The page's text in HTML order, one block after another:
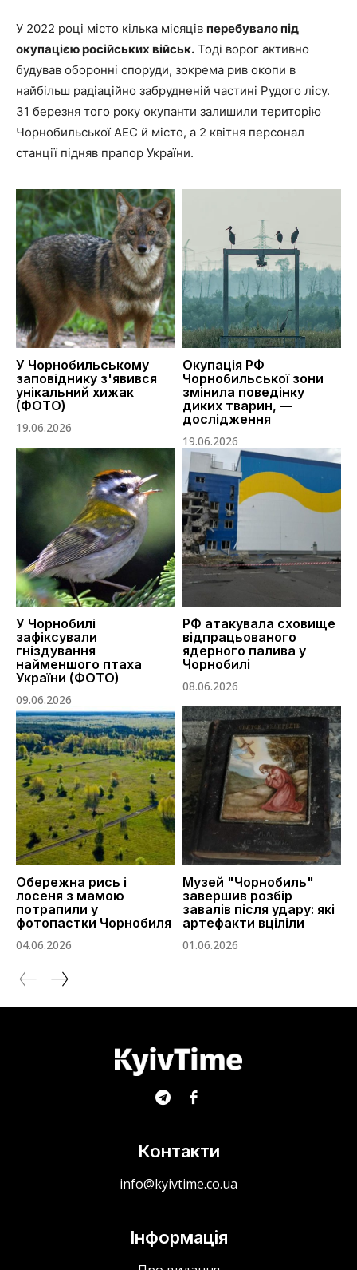
У 2022 році місто кілька місяців перебувало під
окупацією російських військ. Тоді ворог активно
будував оборонні споруди, зокрема рив окопи в
найбільш радіаційно забрудненій частині Рудого лісу.
31 березня того року окупанти залишили територію
Чорнобильської АЕС й місто, а 2 квітня персонал
станції підняв прапор України.
У Чорнобильському
заповіднику з'явився
унікальний хижак
(ФОТО)
19.06.2026
Окупація РФ
Чорнобильської зони
змінила поведінку
диких тварин, —
дослідження
19.06.2026
У Чорнобилі
зафіксували
гніздування
найменшого птаха
України (ФОТО)
09.06.2026
РФ атакувала сховище
відпрацьованого
ядерного палива у
Чорнобилі
08.06.2026
Обережна рись і
лосеня з мамою
потрапили у
фотопастки Чорнобиля
04.06.2026
Музей "Чорнобиль"
завершив розбір
завалів після удару: які
артефакти вціліли
01.06.2026
Контакти
info@kyivtime.co.ua
Інформація